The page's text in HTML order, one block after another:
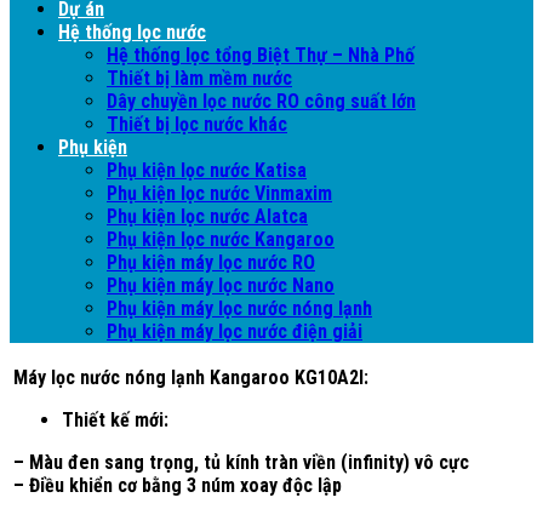
Dự án
Hệ thống lọc nước
Hệ thống lọc tổng Biệt Thự – Nhà Phố
Thiết bị làm mềm nước
Dây chuyền lọc nước RO công suất lớn
Thiết bị lọc nước khác
Phụ kiện
Phụ kiện lọc nước Katisa
Phụ kiện lọc nước Vinmaxim
Phụ kiện lọc nước Alatca
Phụ kiện lọc nước Kangaroo
Phụ kiện máy lọc nước RO
Phụ kiện máy lọc nước Nano
Phụ kiện máy lọc nước nóng lạnh
Phụ kiện máy lọc nước điện giải
Máy lọc nước nóng lạnh Kangaroo KG10A2I:
Thiết kế mới:
– Màu đen sang trọng, tủ kính tràn viền (infinity) vô cực
– Điều khiển cơ bằng 3 núm xoay độc lập